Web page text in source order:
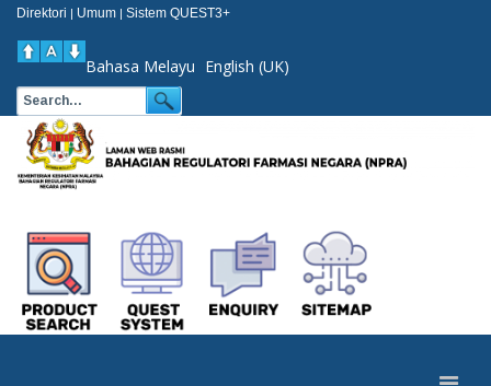
Direktori | Umum | Sistem QUEST3+
Bahasa Melayu English (UK)